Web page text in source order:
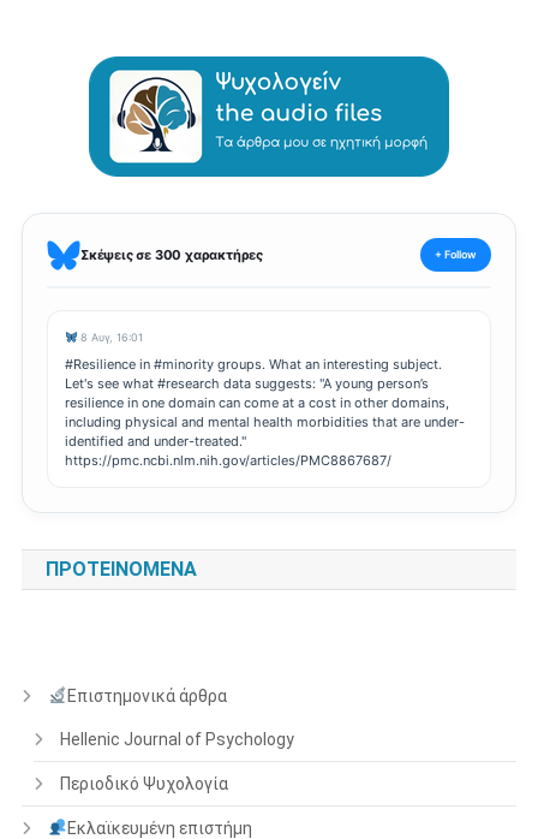
Σκέψεις σε 300 χαρακτήρες + Follow
8 Αυγ, 16:01
#Resilience in #minority groups. What an interesting subject.
Let's see what #research data suggests: "A young person’s
resilience in one domain can come at a cost in other domains,
including physical and mental health morbidities that are under-
identified and under-treated."
https://pmc.ncbi.nlm.nih.gov/articles/PMC8867687/
ΠΡΟΤΕΙΝΌΜΕΝΑ
Επιστημονικά άρθρα
Hellenic Journal of Psychology
Περιοδικό Ψυχολογία
Εκλαϊκευμένη επιστήμη